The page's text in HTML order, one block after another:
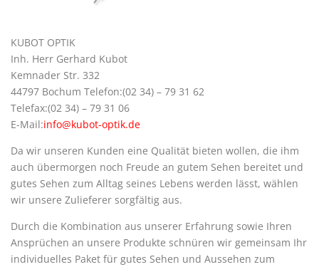
KUBOT OPTIK
Inh. Herr Gerhard Kubot
Kemnader Str. 332
44797 Bochum Telefon:(02 34) – 79 31 62
Telefax:(02 34) – 79 31 06
E-Mail:info@kubot-optik.de
Da wir unseren Kunden eine Qualität bieten wollen, die ihm
auch übermorgen noch Freude an gutem Sehen bereitet und
gutes Sehen zum Alltag seines Lebens werden lässt, wählen
wir unsere Zulieferer sorgfältig aus.
Durch die Kombination aus unserer Erfahrung sowie Ihren
Ansprüchen an unsere Produkte schnüren wir gemeinsam Ihr
individuelles Paket für gutes Sehen und Aussehen zum